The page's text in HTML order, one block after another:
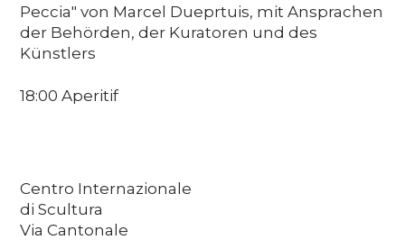
Peccia" von Marcel Dueprtuis, mit Ansprachen
der Behörden, der Kuratoren und des
Künstlers
18:00 Aperitif
Centro Internazionale
di Scultura
Via Cantonale